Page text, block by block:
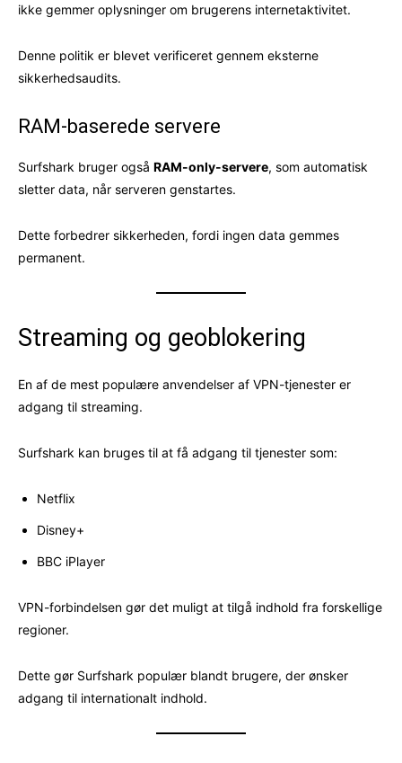
ikke gemmer oplysninger om brugerens internetaktivitet.
Denne politik er blevet verificeret gennem eksterne
sikkerhedsaudits.
RAM-baserede servere
Surfshark bruger også RAM-only-servere, som automatisk
sletter data, når serveren genstartes.
Dette forbedrer sikkerheden, fordi ingen data gemmes
permanent.
Streaming og geoblokering
En af de mest populære anvendelser af VPN-tjenester er
adgang til streaming.
Surfshark kan bruges til at få adgang til tjenester som:
Netflix
Disney+
BBC iPlayer
VPN-forbindelsen gør det muligt at tilgå indhold fra forskellige
regioner.
Dette gør Surfshark populær blandt brugere, der ønsker
adgang til internationalt indhold.